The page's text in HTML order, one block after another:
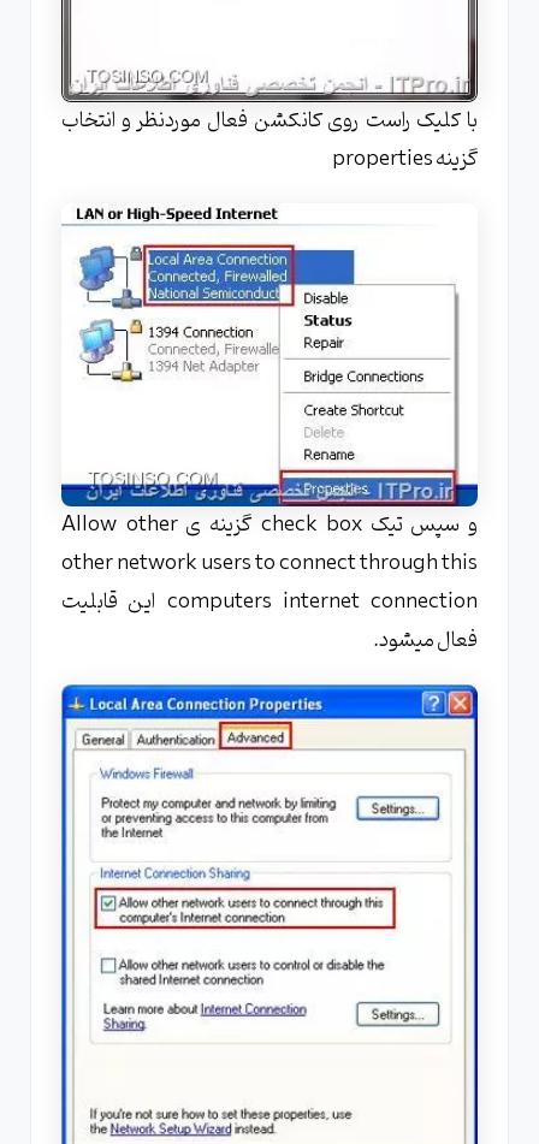
با کلیک راست روی کانکشن فعال موردنظر و انتخاب
گزینه properties
و سپس تیک check box گزینه ی Allow other
other network users to connect through this
computers internet connection این قابلیت
فعال میشود.